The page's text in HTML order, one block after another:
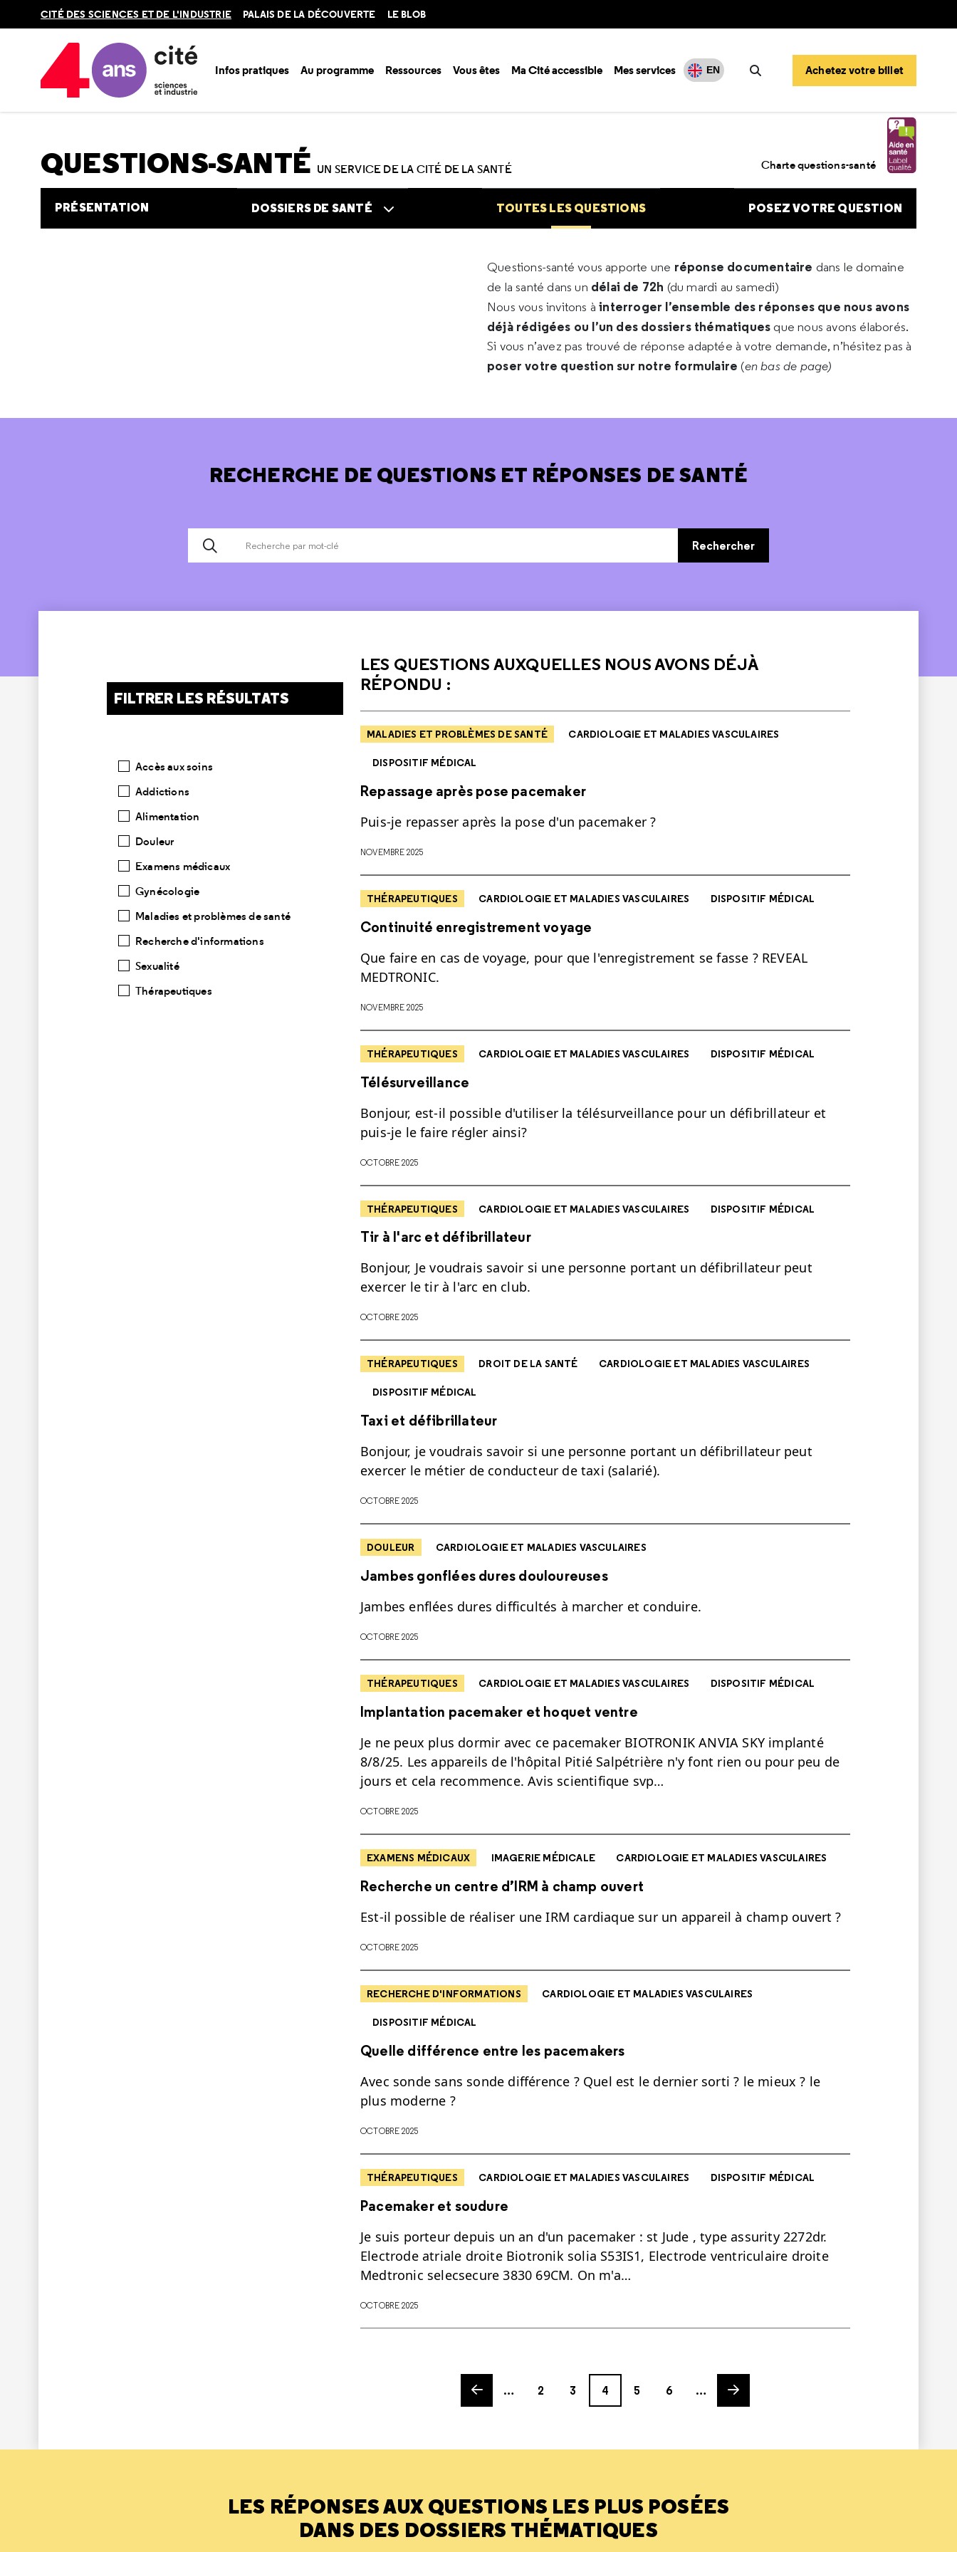
en
CITÉ DES SCIENCES ET DE L'INDUSTRIE PALAIS DE LA DÉCOUVERTE LE BLOB
Infos pratiques Au programme Ressources Vous êtes Ma Cité accessible Mes services EN
Rechercher
Achetez votre billet
Accueil Au programme
QUESTIONS-SANTÉ UN SERVICE DE LA CITÉ DE LA SANTÉ Charte questions-santé
PRÉSENTATION DOSSIERS DE SANTÉ TOUTES LES QUESTIONS POSEZ VOTRE QUESTION
Questions-santé vous apporte une réponse documentaire dans le domaine
de la santé dans un délai de 72h (du mardi au samedi)
Nous vous invitons àinterroger l’ensemble des réponses que nous avons
déjà rédigées ou l’un des dossiers thématiques que nous avons élaborés.
Si vous n’avez pas trouvé de réponse adaptée à votre demande, n’hésitez pas à
poser votre question sur notre formulaire (en bas de page)
RECHERCHE DE QUESTIONS ET RÉPONSES DE SANTÉ
Rechercher
FILTRER LES RÉSULTATS
Accès aux soins
Addictions
Alimentation
Douleur
Examens médicaux
Gynécologie
Maladies et problèmes de santé
Recherche d'informations
Sexualité
Thérapeutiques
LES QUESTIONS AUXQUELLES NOUS AVONS DÉJÀ
RÉPONDU :
MALADIES ET PROBLÈMES DE SANTÉ CARDIOLOGIE ET MALADIES VASCULAIRES
DISPOSITIF MÉDICAL
Repassage après pose pacemaker
Puis-je repasser après la pose d'un pacemaker ?
NOVEMBRE 2025
THÉRAPEUTIQUES CARDIOLOGIE ET MALADIES VASCULAIRES DISPOSITIF MÉDICAL
Continuité enregistrement voyage
Que faire en cas de voyage, pour que l'enregistrement se fasse ? REVEAL
MEDTRONIC.
NOVEMBRE 2025
THÉRAPEUTIQUES CARDIOLOGIE ET MALADIES VASCULAIRES DISPOSITIF MÉDICAL
Télésurveillance
Bonjour, est-il possible d'utiliser la télésurveillance pour un défibrillateur et
puis-je le faire régler ainsi?
OCTOBRE 2025
THÉRAPEUTIQUES CARDIOLOGIE ET MALADIES VASCULAIRES DISPOSITIF MÉDICAL
Tir à l'arc et défibrillateur
Bonjour, Je voudrais savoir si une personne portant un défibrillateur peut
exercer le tir à l'arc en club.
OCTOBRE 2025
THÉRAPEUTIQUES DROIT DE LA SANTÉ CARDIOLOGIE ET MALADIES VASCULAIRES
DISPOSITIF MÉDICAL
Taxi et défibrillateur
Bonjour, je voudrais savoir si une personne portant un défibrillateur peut
exercer le métier de conducteur de taxi (salarié).
OCTOBRE 2025
DOULEUR CARDIOLOGIE ET MALADIES VASCULAIRES
Jambes gonflées dures douloureuses
Jambes enflées dures difficultés à marcher et conduire.
OCTOBRE 2025
THÉRAPEUTIQUES CARDIOLOGIE ET MALADIES VASCULAIRES DISPOSITIF MÉDICAL
Implantation pacemaker et hoquet ventre
Je ne peux plus dormir avec ce pacemaker BIOTRONIK ANVIA SKY implanté
8/8/25. Les appareils de l'hôpital Pitié Salpétrière n'y font rien ou pour peu de
jours et cela recommence. Avis scientifique svp…
OCTOBRE 2025
EXAMENS MÉDICAUX IMAGERIE MÉDICALE CARDIOLOGIE ET MALADIES VASCULAIRES
Recherche un centre d’IRM à champ ouvert
Est-il possible de réaliser une IRM cardiaque sur un appareil à champ ouvert ?
OCTOBRE 2025
RECHERCHE D'INFORMATIONS CARDIOLOGIE ET MALADIES VASCULAIRES
DISPOSITIF MÉDICAL
Quelle différence entre les pacemakers
Avec sonde sans sonde différence ? Quel est le dernier sorti ? le mieux ? le
plus moderne ?
OCTOBRE 2025
THÉRAPEUTIQUES CARDIOLOGIE ET MALADIES VASCULAIRES DISPOSITIF MÉDICAL
Pacemaker et soudure
Je suis porteur depuis un an d'un pacemaker : st Jude , type assurity 2272dr.
Electrode atriale droite Biotronik solia S53IS1, Electrode ventriculaire droite
Medtronic selecsecure 3830 69CM. On m'a…
OCTOBRE 2025
Previous page
…
2
3
Page
4
5
6
…
Next page
LES RÉPONSES AUX QUESTIONS LES PLUS POSÉES
DANS DES DOSSIERS THÉMATIQUES